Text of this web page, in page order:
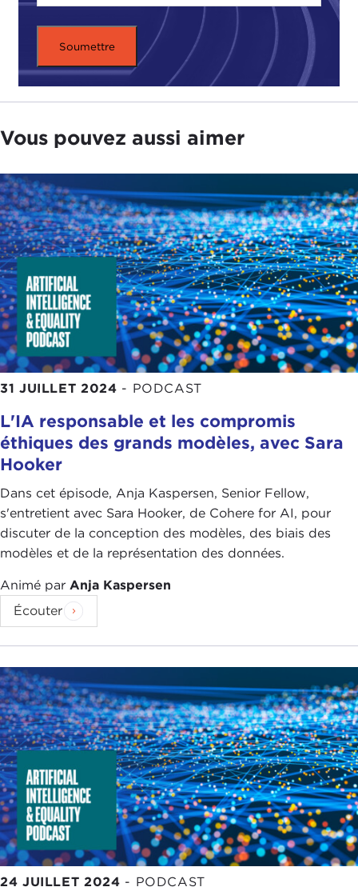
Vous pouvez aussi aimer
31 JUILLET 2024 - PODCAST
L'IA responsable et les compromis
éthiques des grands modèles, avec Sara
Hooker
Dans cet épisode, Anja Kaspersen, Senior Fellow,
s'entretient avec Sara Hooker, de Cohere for AI, pour
discuter de la conception des modèles, des biais des
modèles et de la représentation des données.
Animé par Anja Kaspersen
Écouter
24 JUILLET 2024 - PODCAST